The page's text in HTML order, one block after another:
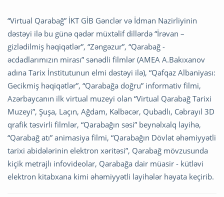
“Virtual Qarabağ” İKT GİB Gənclər və İdman Nazirliyinin
dəstəyi ilə bu günə qədər müxtəlif dillərdə “İrəvan –
gizlədilmiş həqiqətlər”, “Zəngəzur”, “Qarabağ -
əcdadlarımızın mirası” sənədli filmlər (AMEA A.Bakıxanov
adına Tarix İnstitutunun elmi dəstəyi ilə), “Qafqaz Albaniyası:
Gecikmiş həqiqətlər”, “Qarabağa doğru” informativ filmi,
Azərbaycanın ilk virtual muzeyi olan “Virtual Qarabağ Tarixi
Muzeyi”, Şuşa, Laçın, Ağdam, Kəlbəcər, Qubadlı, Cəbrayıl 3D
qrafik təsvirli filmlər, “Qarabağın səsi” beynəlxalq layihə,
“Qarabağ atı” animasiya filmi, “Qarabağın Dövlət əhəmiyyətli
tarixi abidələrinin elektron xəritəsi”, Qarabağ mövzusunda
kiçik metrajlı infovideolar, Qarabağa dair müasir - kütləvi
elektron kitabxana kimi əhəmiyyətli layihələr həyata keçirib.